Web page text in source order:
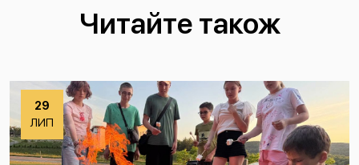
Читайте також
29
ЛИП